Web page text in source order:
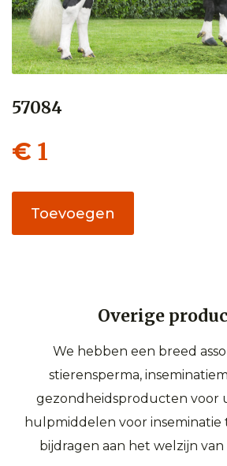
57084
€ 1
aantal
Toevoegen
Overige
We hebben een breed
stierensperma,
gezondheidsproducten voor
hulpmiddelen voor
bijdragen aan het welzijn